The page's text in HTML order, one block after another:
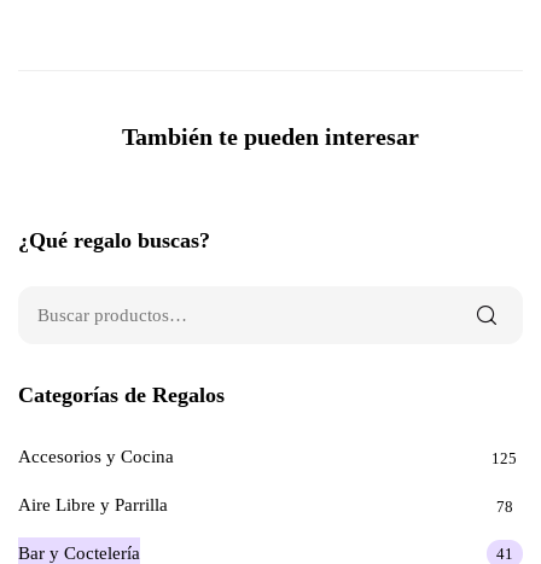
También te pueden interesar
¿Qué regalo buscas?
Categorías de Regalos
Accesorios y Cocina 125
Aire Libre y Parrilla 78
Bar y Coctelería 41